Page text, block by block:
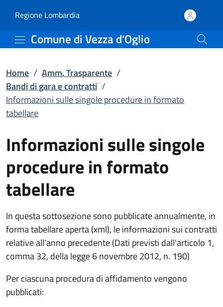
Informazioni sulle
Regione Lombardia(apre in un'altra scheda).
Comune di Vezza d'Oglio
Home / Amm. Trasparente /
Bandi di gara e contratti /
Informazioni sulle singole procedure in formato
tabellare
Informazioni sulle singole
procedure in formato
tabellare
In questa sottosezione sono pubblicate annualmente, in
forma tabellare aperta (xml), le informazioni sui contratti
relative all'anno precedente (Dati previsti dall'articolo 1,
comma 32, della legge 6 novembre 2012, n. 190)
Per ciascuna procedura di affidamento vengono
pubblicati: